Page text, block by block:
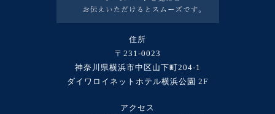
住所
〒231-0023
神奈川県横浜市中区山下町204-1
ダイワロイネットホテル横浜公園 2F
アクセス